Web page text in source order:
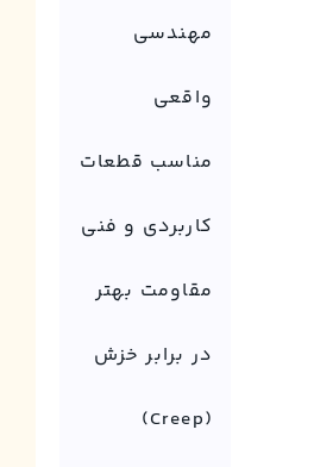
مهندسی
واقعی
مناسب قطعات
کاربردی و فنی
مقاومت بهتر
در برابر خزش
(Creep)